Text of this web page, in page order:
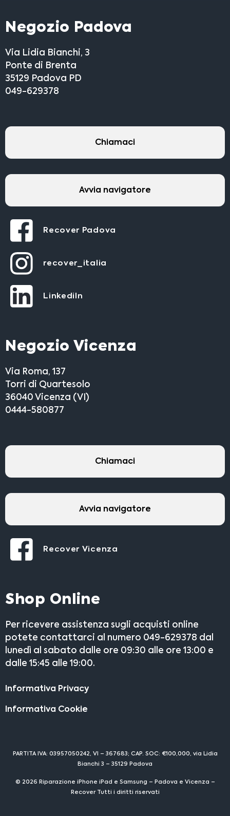
Negozio Padova
Via Lidia Bianchi, 3
Ponte di Brenta
35129 Padova PD
049-629378
Chiamaci
Avvia navigatore
Recover Padova
recover_italia
LinkediIn
Negozio Vicenza
Via Roma, 137
Torri di Quartesolo
36040 Vicenza (VI)
0444-580877
Chiamaci
Avvia navigatore
Recover Vicenza
Shop Online
Per ricevere assistenza sugli acquisti online
potete contattarci al numero 049-629378 dal
lunedì al sabato dalle ore 09:30 alle ore 13:00 e
dalle 15:45 alle 19:00.
Informativa Privacy
Informativa Cookie
PARTITA IVA: 03957050242, VI – 367683; CAP. SOC: €100,000, via Lidia
Bianchi 3 – 35129 Padova
© 2026 Riparazione iPhone iPad e Samsung – Padova e Vicenza –
Recover Tutti i diritti riservati